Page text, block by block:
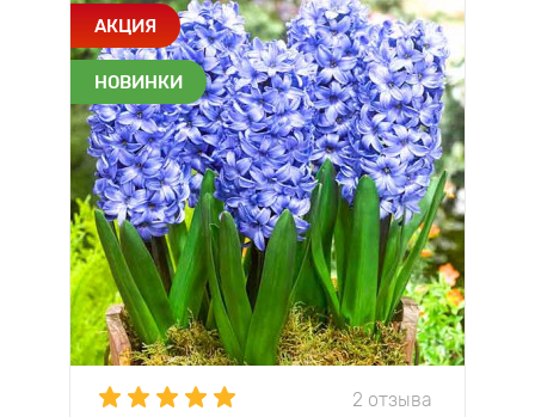
АКЦИЯ
НОВИНКИ
2 отзыва